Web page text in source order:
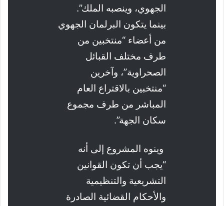
الجهوي، وينصبه الملك”.
بينما يتكون البرلمان الجهوي
من أعضاء “منتخبين من
طرف مختلف القبائل
الصحراوية”، وآخرين
“منتخبين بالاقتراع العام
المباشر من طرف مجموع
سكان الجهة”.
وينوه المشروع إلى أنه
“يجب أن تكون القوانين
التشريعية والتنظيمية
والأحكام القضائية الصادرة